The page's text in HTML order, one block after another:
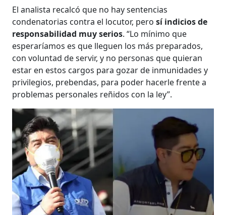
El analista recalcó que no hay sentencias
condenatorias contra el locutor, perosí indicios de
responsabilidad muy serios. “Lo mínimo que
esperaríamos es que lleguen los más preparados,
con voluntad de servir, y no personas que quieran
estar en estos cargos para gozar de inmunidades y
privilegios, prebendas, para poder hacerle frente a
problemas personales reñidos con la ley”.